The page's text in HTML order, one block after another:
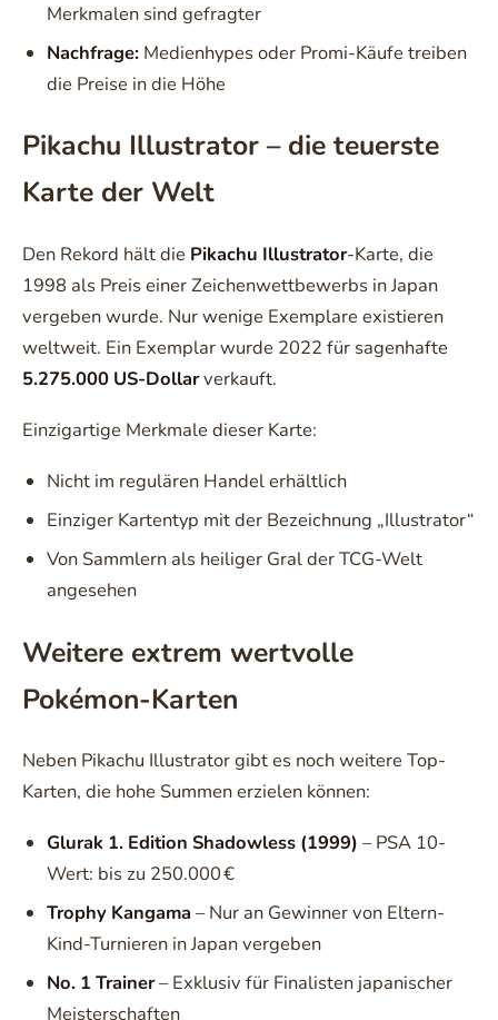
Merkmalen sind gefragter
Nachfrage: Medienhypes oder Promi-Käufe treiben
die Preise in die Höhe
Pikachu Illustrator – die teuerste
Karte der Welt
Den Rekord hält die Pikachu Illustrator-Karte, die
1998 als Preis einer Zeichenwettbewerbs in Japan
vergeben wurde. Nur wenige Exemplare existieren
weltweit. Ein Exemplar wurde 2022 für sagenhafte
5.275.000 US-Dollarverkauft.
Einzigartige Merkmale dieser Karte:
Nicht im regulären Handel erhältlich
Einziger Kartentyp mit der Bezeichnung „Illustrator“
Von Sammlern als heiliger Gral der TCG-Welt
angesehen
Weitere extrem wertvolle
Pokémon-Karten
Neben Pikachu Illustrator gibt es noch weitere Top-
Karten, die hohe Summen erzielen können:
Glurak 1. Edition Shadowless (1999) – PSA 10-
Wert: bis zu 250.000 €
Trophy Kangama – Nur an Gewinner von Eltern-
Kind-Turnieren in Japan vergeben
No. 1 Trainer– Exklusiv für Finalisten japanischer
Meisterschaften